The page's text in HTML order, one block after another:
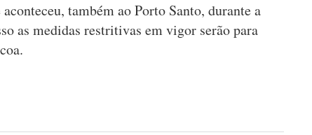
também ao Porto Santo, durante a
as medidas restritivas em vigor serão para